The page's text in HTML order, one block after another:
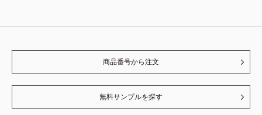
商品番号から注文
無料サンプルを探す